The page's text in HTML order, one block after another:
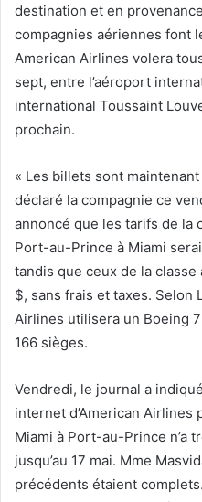
destination et en
compagnies aériennes font
American Airlines volera
sept, entre l’aéroport
international Toussaint
prochain.
« Les billets sont
déclaré la compagnie ce
annoncé que les tarifs de la
Port-au-Prince à Miami
tandis que ceux de la
$, sans frais et taxes. Selon
Airlines utilisera un Boeing
166 sièges.
Vendredi, le journal a
internet d’American
Miami à Port-au-Prince n’a
jusqu’au 17 mai. Mme
précédents étaient